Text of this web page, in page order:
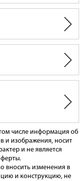
числе информация об
и изображения, носит
и не является
вносить изменения в
и конструкцию, не